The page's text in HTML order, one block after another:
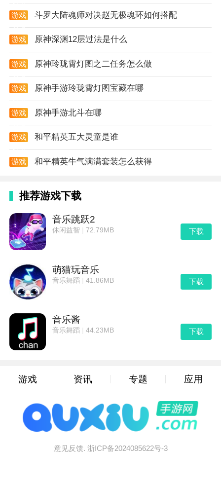
游戏
斗罗大陆魂师对决赵无极魂环如何搭配
游戏
原神深渊12层过法是什么
游戏
原神玲珑霄灯图之二任务怎么做
游戏
原神手游玲珑霄灯图宝藏在哪
游戏
原神手游北斗在哪
游戏
和平精英五大灵童是谁
游戏
和平精英牛气满满套装怎么获得
推荐游戏下载
音乐跳跃2
休闲益智 72.79MB 下载
萌猫玩音乐
音乐舞蹈 41.86MB 下载
音乐酱
音乐舞蹈 44.23MB 下载
游戏 资讯 专题 应用
意见反馈. 浙ICP备2024085622号-3